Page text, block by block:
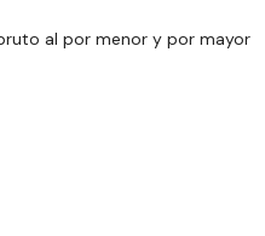
al por menor y por mayor